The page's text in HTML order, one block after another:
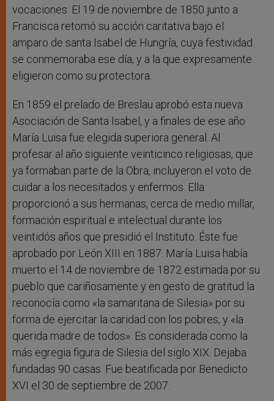
vocaciones. El 19 de noviembre de 1850 junto a
Francisca retomó su acción caritativa bajo el
amparo de santa Isabel de Hungría, cuya festividad
se conmemoraba ese día, y a la que expresamente
eligieron como su protectora.
En 1859 el prelado de Breslau aprobó esta nueva
Asociación de Santa Isabel, y a finales de ese año
María Luisa fue elegida superiora general. Al
profesar al año siguiente veinticinco religiosas, que
ya formaban parte de la Obra, incluyeron el voto de
cuidar a los necesitados y enfermos. Ella
proporcionó a sus hermanas, cerca de medio millar,
formación espiritual e intelectual durante los
veintidós años que presidió el Instituto. Éste fue
aprobado por León XIII en 1887. María Luisa había
muerto el 14 de noviembre de 1872 estimada por su
pueblo que cariñosamente y en gesto de gratitud la
reconocía como «la samaritana de Silesia» por su
forma de ejercitar la caridad con los pobres, y «la
querida madre de todos». Es considerada como la
más egregia figura de Silesia del siglo XIX. Dejaba
fundadas 90 casas. Fue beatificada por Benedicto
XVI el 30 de septiembre de 2007.